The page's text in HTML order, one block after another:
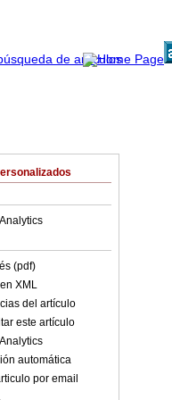
(pdf)
XML
del artículo
este artículo
automática
por email